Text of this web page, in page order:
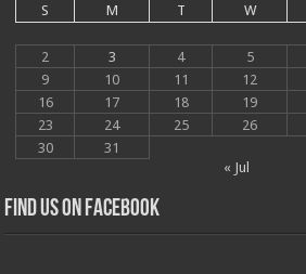
S
M T W
2
3 4 5
9
10 11 12
16
17 18 19
23
24 25 26
30
31
« Jul
Find us on Facebook